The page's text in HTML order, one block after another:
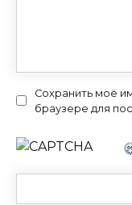
Сохранить моё
браузере для